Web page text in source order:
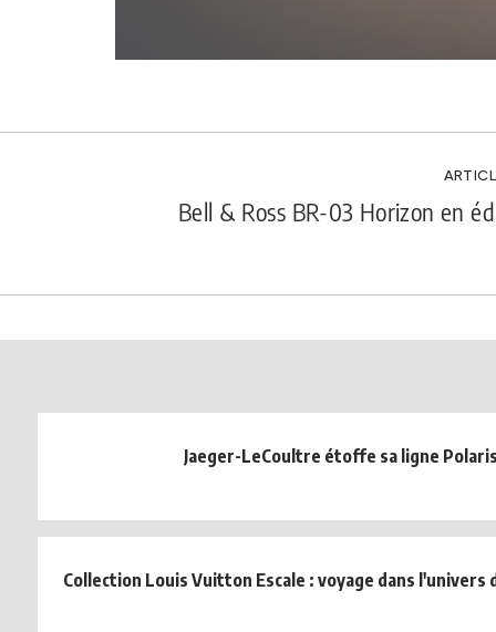
Bell & Ross BR-03 Horizon en
Jaeger-LeCoultre étoffe sa ligne
Collection Louis Vuitton Escale : voyage dans l'univers